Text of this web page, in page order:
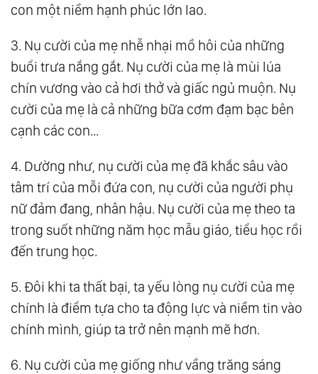
con một niềm hạnh phúc lớn lao.
3. Nụ cười của mẹ nhễ nhại mồ hôi của những
buổi trưa nắng gắt. Nụ cười của mẹ là mùi lúa
chín vương vào cả hơi thở và giấc ngủ muộn. Nụ
cười của mẹ là cả những bữa cơm đạm bạc bên
cạnh các con…
4. Dường như, nụ cười của mẹ đã khắc sâu vào
tâm trí của mỗi đứa con, nụ cười của người phụ
nữ đảm đang, nhân hậu. Nụ cười của mẹ theo ta
trong suốt những năm học mẫu giáo, tiểu học rồi
đến trung học.
5. Đôi khi ta thất bại, ta yếu lòng nụ cười của mẹ
chính là điểm tựa cho ta động lực và niềm tin vào
chính mình, giúp ta trở nên mạnh mẽ hơn.
6. Nụ cười của mẹ giống như vầng trăng sáng